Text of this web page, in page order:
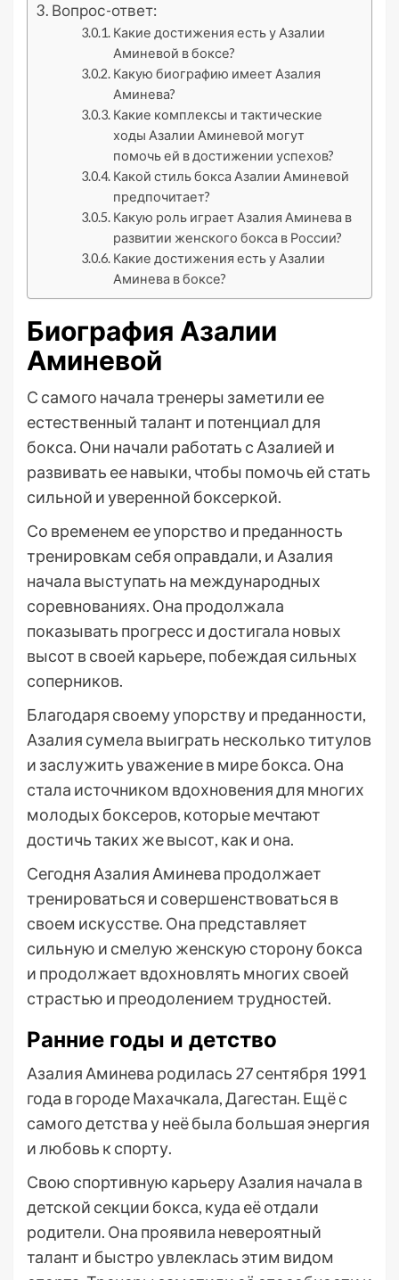
Вопрос-ответ:
Какие достижения есть у Азалии
Аминевой в боксе?
Какую биографию имеет Азалия
Аминева?
Какие комплексы и тактические
ходы Азалии Аминевой могут
помочь ей в достижении успехов?
Какой стиль бокса Азалии Аминевой
предпочитает?
Какую роль играет Азалия Аминева в
развитии женского бокса в России?
Какие достижения есть у Азалии
Аминева в боксе?
Биография Азалии
Аминевой
С самого начала тренеры заметили ее
естественный талант и потенциал для
бокса. Они начали работать с Азалией и
развивать ее навыки, чтобы помочь ей стать
сильной и уверенной боксеркой.
Со временем ее упорство и преданность
тренировкам себя оправдали, и Азалия
начала выступать на международных
соревнованиях. Она продолжала
показывать прогресс и достигала новых
высот в своей карьере, побеждая сильных
соперников.
Благодаря своему упорству и преданности,
Азалия сумела выиграть несколько титулов
и заслужить уважение в мире бокса. Она
стала источником вдохновения для многих
молодых боксеров, которые мечтают
достичь таких же высот, как и она.
Сегодня Азалия Аминева продолжает
тренироваться и совершенствоваться в
своем искусстве. Она представляет
сильную и смелую женскую сторону бокса
и продолжает вдохновлять многих своей
страстью и преодолением трудностей.
Ранние годы и детство
Азалия Аминева родилась 27 сентября 1991
года в городе Махачкала, Дагестан. Ещё с
самого детства у неё была большая энергия
и любовь к спорту.
Свою спортивную карьеру Азалия начала в
детской секции бокса, куда её отдали
родители. Она проявила невероятный
талант и быстро увлеклась этим видом